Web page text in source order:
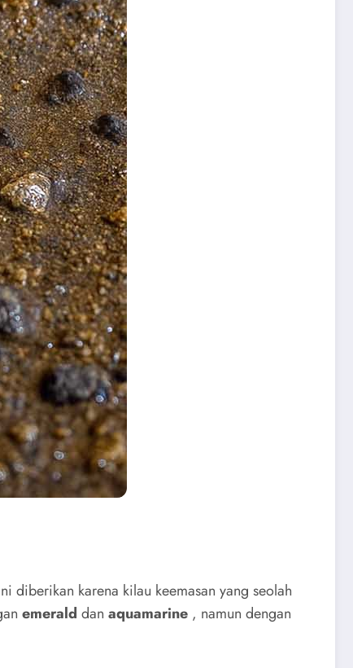
diberikan karena kilau keemasan yang seolah
emerald dan aquamarine , namun dengan